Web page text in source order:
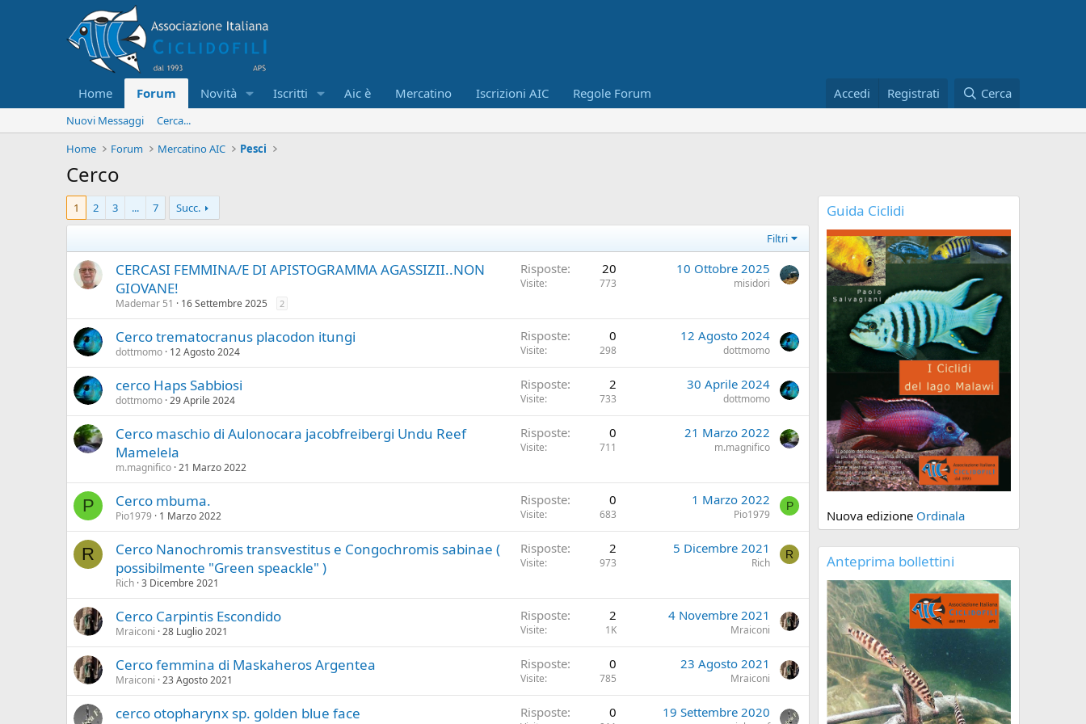
Home Forum Novità Iscritti Aic è Mercatino Iscrizioni AIC Regole Forum Accedi Registrati Cerca
Nuovi Messaggi
Cerca...
Home
Forum Mercatino AIC Pesci
Cerco
1 2 3 ... 7 Succ.
Filtri
CERCASI FEMMINA/E DI APISTOGRAMMA AGASSIZII..NON
GIOVANE!
Mademar 51 16 Settembre 2025 2
Risposte 20
Visite 773
10 Ottobre 2025
misidori
Cerco trematocranus placodon itungi
dottmomo 12 Agosto 2024
Risposte 0
Visite 298
12 Agosto 2024
dottmomo
cerco Haps Sabbiosi
dottmomo 29 Aprile 2024
Risposte 2
Visite 733
30 Aprile 2024
dottmomo
Cerco maschio di Aulonocara jacobfreibergi Undu Reef
Mamelela
m.magnifico 21 Marzo 2022
Risposte 0
Visite 711
21 Marzo 2022
m.magnifico
P Cerco mbuma.
Pio1979 1 Marzo 2022
Risposte 0
Visite 683
1 Marzo 2022
Pio1979
P
R
Cerco Nanochromis transvestitus e Congochromis sabinae (
possibilmente "Green speackle" )
Rich 3 Dicembre 2021
Risposte 2
Visite 973
5 Dicembre 2021
Rich
R
Cerco Carpintis Escondido
Mraiconi 28 Luglio 2021
Risposte 2
Visite 1K
4 Novembre 2021
Mraiconi
Cerco femmina di Maskaheros Argentea
Mraiconi 23 Agosto 2021
Risposte 0
Visite 785
23 Agosto 2021
Mraiconi
cerco otopharynx sp. golden blue face Risposte 0 19 Settembre 2020
Guida Ciclidi
Nuova edizione Ordinala
Anteprima bollettini